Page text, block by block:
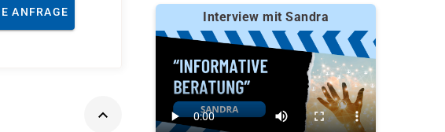
ANFRAGE Interview mit Sandra